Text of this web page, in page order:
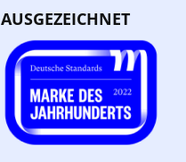
AUSGEZEICHNET